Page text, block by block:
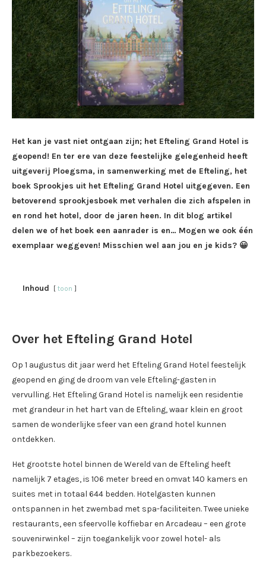
Het kan je vast niet ontgaan zijn; het Efteling Grand Hotel is
geopend! En ter ere van deze feestelijke gelegenheid heeft
uitgeverij Ploegsma, in samenwerking met de Efteling, het
boek Sprookjes uit het Efteling Grand Hotel uitgegeven. Een
betoverend sprookjesboek met verhalen die zich afspelen in
en rond het hotel, door de jaren heen. In dit blog artikel
delen we of het boek een aanrader is en… Mogen we ook één
exemplaar weggeven! Misschien wel aan jou en je kids? 😀
Inhoud toon
Over het Efteling Grand Hotel
Op 1 augustus dit jaar werd het Efteling Grand Hotel feestelijk
geopend en ging de droom van vele Efteling-gasten in
vervulling. Het Efteling Grand Hotel is namelijk een residentie
met grandeur in het hart van de Efteling, waar klein en groot
samen de wonderlijke sfeer van een grand hotel kunnen
ontdekken.
Het grootste hotel binnen de Wereld van de Efteling heeft
namelijk 7 etages, is 106 meter breed en omvat 140 kamers en
suites met in totaal 644 bedden. Hotelgasten kunnen
ontspannen in het zwembad met spa-faciliteiten. Twee unieke
restaurants, een sfeervolle koffiebar en Arcadeau – een grote
souvenirwinkel – zijn toegankelijk voor zowel hotel- als
parkbezoekers.